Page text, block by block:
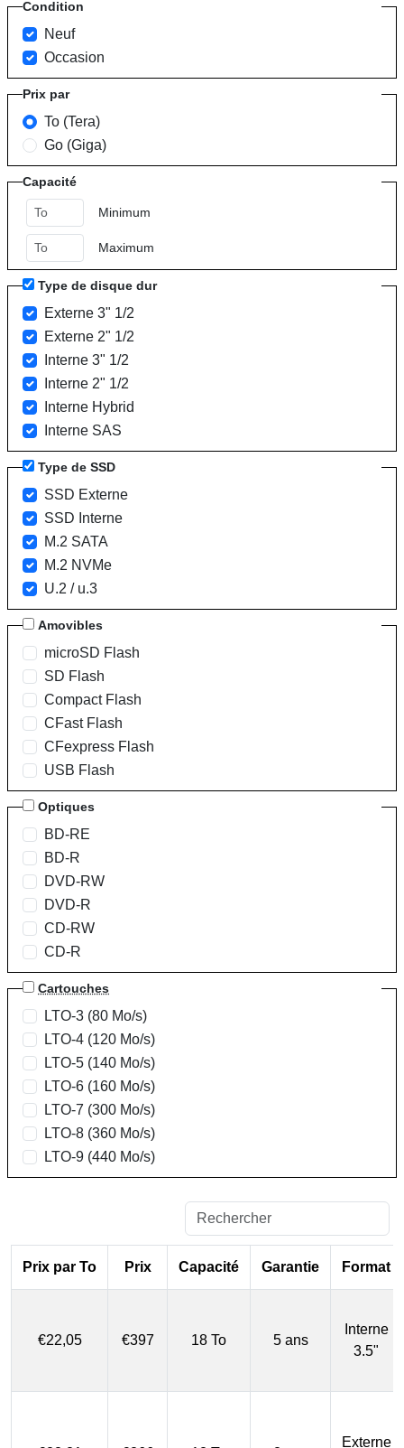
Condition
Neuf
Occasion
Prix par
To (Tera)
Go (Giga)
Capacité
Minimum
Maximum
Type de disque dur
Externe 3" 1/2
Externe 2" 1/2
Interne 3" 1/2
Interne 2" 1/2
Interne Hybrid
Interne SAS
Type de SSD
SSD Externe
SSD Interne
M.2 SATA
M.2 NVMe
U.2 / u.3
Amovibles
microSD Flash
SD Flash
Compact Flash
CFast Flash
CFexpress Flash
USB Flash
Optiques
BD-RE
BD-R
DVD-RW
DVD-R
CD-RW
CD-R
Cartouches
LTO-3 (80 Mo/s)
LTO-4 (120 Mo/s)
LTO-5 (140 Mo/s)
LTO-6 (160 Mo/s)
LTO-7 (300 Mo/s)
LTO-8 (360 Mo/s)
LTO-9 (440 Mo/s)
Prix par To Prix Capacité Garantie Format
€22,05 €397 18 To 5 ans
Interne
3.5"
Externe